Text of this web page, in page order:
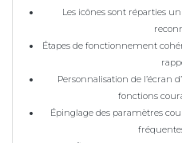
Les icônes sont réparties
Étapes de fonctionnement
Personnalisation de l’écran
fonctions
Épinglage des paramètres